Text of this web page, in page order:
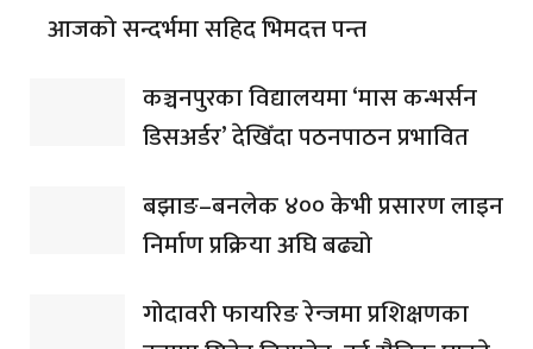
आजको सन्दर्भमा सहिद भिमदत्त पन्त
कञ्चनपुरका विद्यालयमा ‘मास कन्भर्सन
डिसअर्डर’ देखिँदा पठनपाठन प्रभावित
बझाङ–बनलेक ४०० केभी प्रसारण लाइन
निर्माण प्रक्रिया अघि बढ्यो
गोदावरी फायरिङ रेन्जमा प्रशिक्षणका